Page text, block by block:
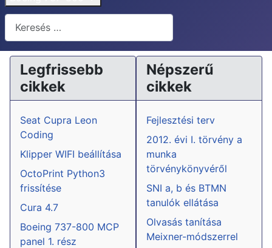
Keresés...
Legfrissebb
cikkek
Seat Cupra Leon
Coding
Klipper WIFI beállítása
OctoPrint Python3
frissítése
Cura 4.7
Boeing 737-800 MCP
panel 1. rész
Népszerű
cikkek
Fejlesztési terv
2012. évi I. törvény a
munka
törvénykönyvéről
SNI a, b és BTMN
tanulók ellátása
Olvasás tanítása
Meixner-módszerrel